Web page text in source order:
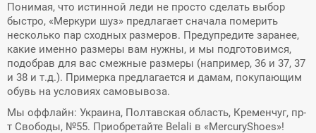
Понимая, что истинной леди не просто сделать выбор
быстро, «Меркури шуз» предлагает сначала померить
несколько пар сходных размеров. Предупредите заранее,
какие именно размеры вам нужны, и мы подготовимся,
подобрав для вас смежные размеры (например, 36 и 37, 37
и 38 и т.д.). Примерка предлагается и дамам, покупающим
обувь на условиях самовывоза.
Мы оффлайн: Украина, Полтавская область, Кременчуг, пр-
т Свободы, №55. Приобретайте Belali в «MercuryShoes»!